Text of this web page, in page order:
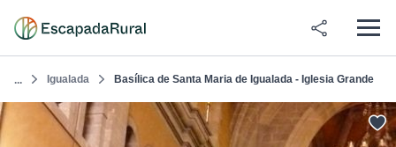
... Igualada Basílica de Santa Maria de Igualada - Iglesia Grande